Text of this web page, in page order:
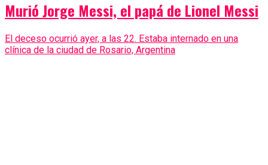
Murió Jorge Messi, el papá de Lionel Messi
El deceso ocurrió ayer, a las 22. Estaba internado en una
clínica de la ciudad de Rosario, Argentina